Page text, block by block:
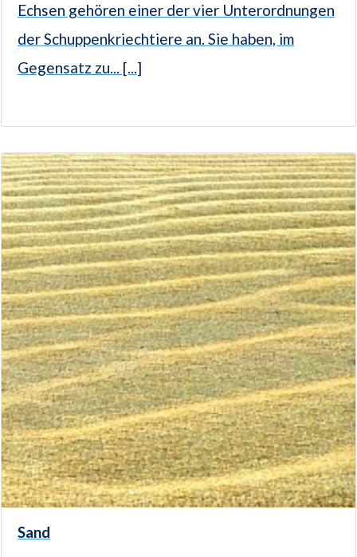
Echsen gehören einer der vier Unterordnungen
der Schuppenkriechtiere an. Sie haben, im
Gegensatz zu... [...]
Sand